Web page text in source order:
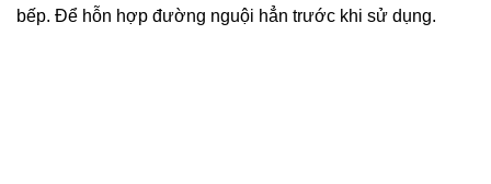
bếp. Để hỗn hợp đường nguội hẳn trước khi sử dụng.